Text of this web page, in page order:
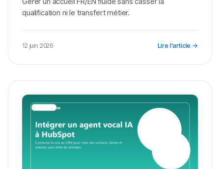
qualification ni le transfert métier.
12 juin 2026 Lire l'article →